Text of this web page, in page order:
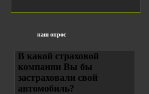
наш опрос
В какой страховой
компании Вы бы
застраховали свой
автомобиль?